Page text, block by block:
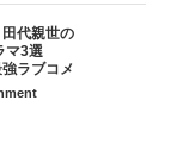
代親世の
マ3選
ラブコメ